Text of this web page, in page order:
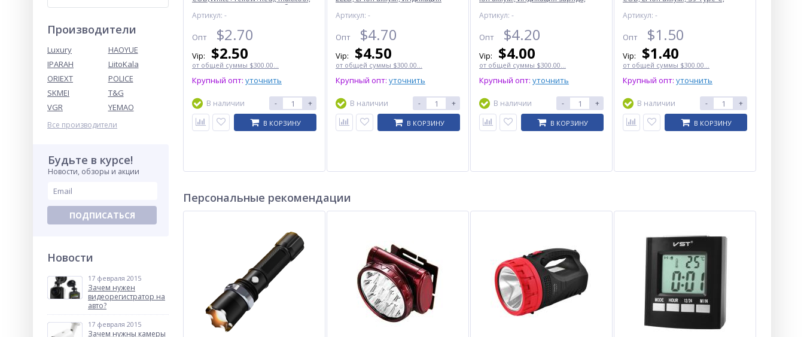
Производители
Luxury
HAOYUE
IPARAH
LiitoKala
ORIEXT
POLICE
SKMEI
T&G
VGR
YEMAO
Все производители
Будьте в курсе!
Новости, обзоры и акции
ПОДПИСАТЬСЯ
Новости
17 февраля 2015
Зачем нужен
видеорегистратор на
авто?
17 февраля 2015
Зачем нужны камеры
Li-Ion аккум., магнит, карабин,
отвертка, ЗУ Type-C
Артикул: -
Опт $2.70
Vip: $2.50
от общей суммы $300.00...
Крупный опт: уточнить
В наличии - +
В КОРЗИНУ
Артикул: -
Опт $4.70
Vip: $4.50
от общей суммы $300.00...
Крупный опт: уточнить
В наличии - +
В КОРЗИНУ
Артикул: -
Опт $4.20
Vip: $4.00
от общей суммы $300.00...
Крупный опт: уточнить
В наличии - +
В КОРЗИНУ
Артикул: -
Опт $1.50
Vip: $1.40
от общей суммы $300.00...
Крупный опт: уточнить
В наличии - +
В КОРЗИНУ
Персональные рекомендации